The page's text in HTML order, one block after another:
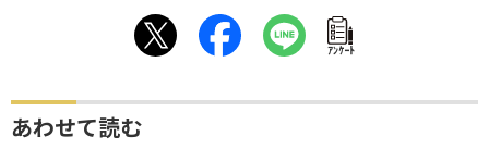
ｱﾝｹｰﾄ
あわせて読む